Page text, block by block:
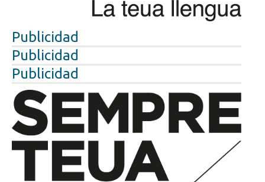
Publicidad
Publicidad
Publicidad